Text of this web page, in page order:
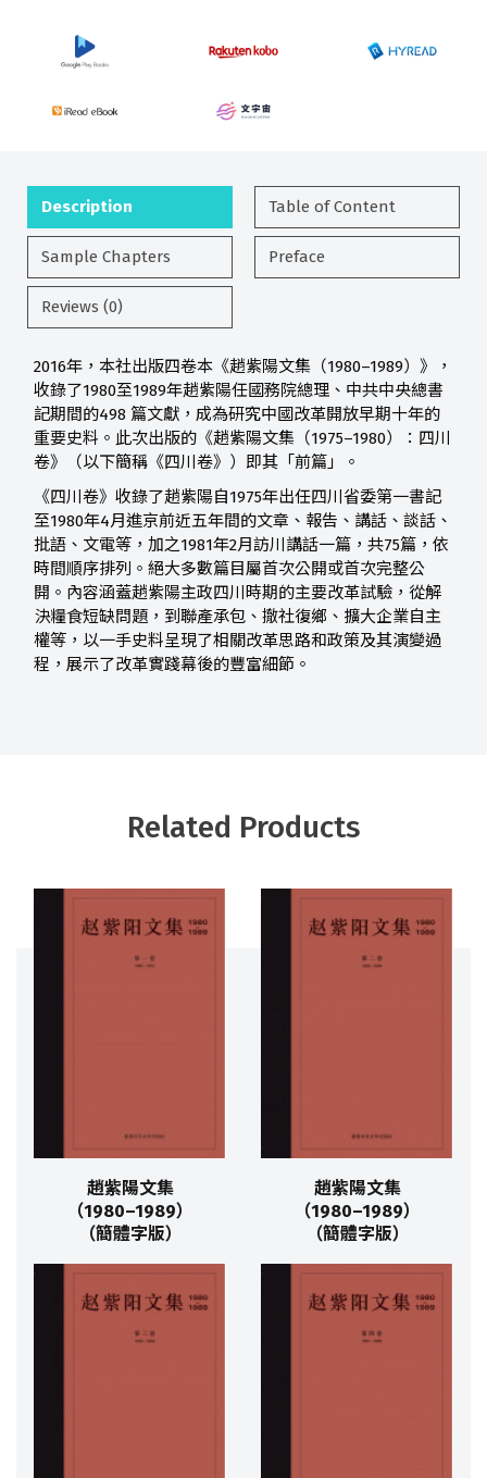
Description Table of Content
Sample Chapters Preface
Reviews (0)
2016年，本社出版四卷本《趙紫陽文集（1980–1989）》，
收錄了1980至1989年趙紫陽任國務院總理、中共中央總書
記期間的498 篇文獻，成為研究中國改革開放早期十年的
重要史料。此次出版的《趙紫陽文集（1975–1980）：四川
卷》（以下簡稱《四川卷》）即其「前篇」。
《四川卷》收錄了趙紫陽自1975年出任四川省委第一書記
至1980年4月進京前近五年間的文章、報告、講話、談話、
批語、文電等，加之1981年2月訪川講話一篇，共75篇，依
時間順序排列。絕大多數篇目屬首次公開或首次完整公
開。內容涵蓋趙紫陽主政四川時期的主要改革試驗，從解
決糧食短缺問題，到聯產承包、撤社復鄉、擴大企業自主
權等，以一手史料呈現了相關改革思路和政策及其演變過
程，展示了改革實踐幕後的豐富細節。
Related Products
趙紫陽文集
（1980–1989）
（簡體字版）
趙紫陽文集
（1980–1989）
（簡體字版）